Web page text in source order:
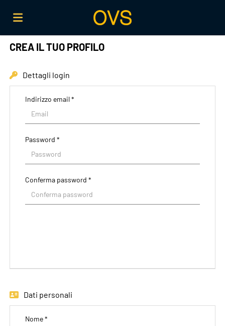
Home
Offerte
di
lavoro
Carica
il
CV
Login
Lingua
IT
CREA IL TUO PROFILO
Dettagli login
Indirizzo email *
Password *
Conferma password *
Dati personali
Nome *